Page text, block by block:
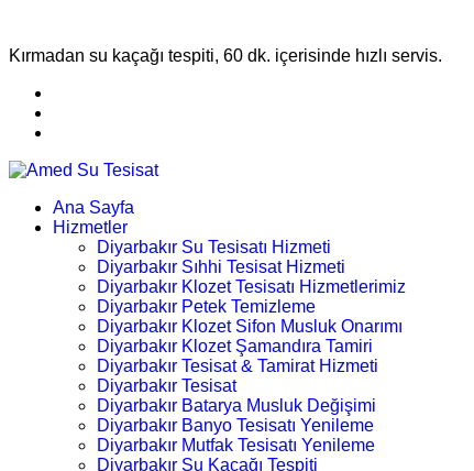
Kırmadan su kaçağı tespiti, 60 dk. içerisinde hızlı servis.
Ana Sayfa
Hizmetler
Diyarbakır Su Tesisatı Hizmeti
Diyarbakır Sıhhi Tesisat Hizmeti
Diyarbakır Klozet Tesisatı Hizmetlerimiz
Diyarbakır Petek Temizleme
Diyarbakır Klozet Sifon Musluk Onarımı
Diyarbakır Klozet Şamandıra Tamiri
Diyarbakır Tesisat & Tamirat Hizmeti
Diyarbakır Tesisat
Diyarbakır Batarya Musluk Değişimi
Diyarbakır Banyo Tesisatı Yenileme
Diyarbakır Mutfak Tesisatı Yenileme
Diyarbakır Su Kaçağı Tespiti